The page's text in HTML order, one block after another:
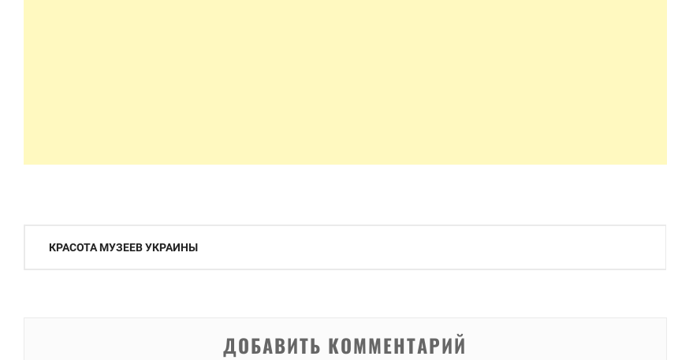
Навигация
КРАСОТА МУЗЕЕВ УКРАИНЫ
ДОБАВИТЬ КОММЕНТАРИЙ